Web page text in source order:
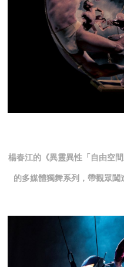
楊春江的《異靈異性「自由空
的多媒體獨舞系列，帶觀眾